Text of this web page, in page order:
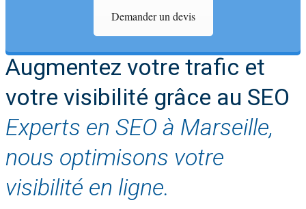
Demander un devis
Augmentez votre trafic et
votre visibilité grâce au SEO
Experts en SEO à Marseille,
nous optimisons votre
visibilité en ligne.